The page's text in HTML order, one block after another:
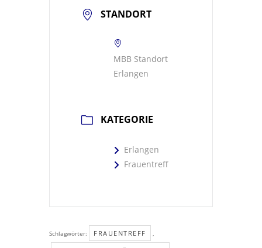
STANDORT
MBB Standort
Erlangen
KATEGORIE
Erlangen
Frauentreff
Schlagwörter: FRAUENTREFF ,